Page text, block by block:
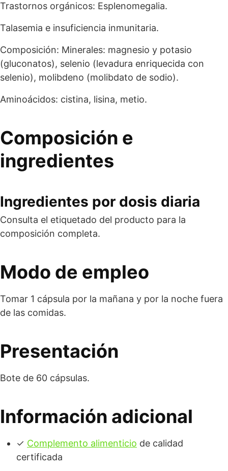
Trastornos orgánicos: Esplenomegalia.
Talasemia e insuficiencia inmunitaria.
Composición: Minerales: magnesio y potasio
(gluconatos), selenio (levadura enriquecida con
selenio), molibdeno (molibdato de sodio).
Aminoácidos: cistina, lisina, metio.
Composición e
ingredientes
Ingredientes por dosis diaria
Consulta el etiquetado del producto para la
composición completa.
Modo de empleo
Tomar 1 cápsula por la mañana y por la noche fuera
de las comidas.
Presentación
Bote de 60 cápsulas.
Información adicional
✓ Complemento alimenticio de calidad
certificada